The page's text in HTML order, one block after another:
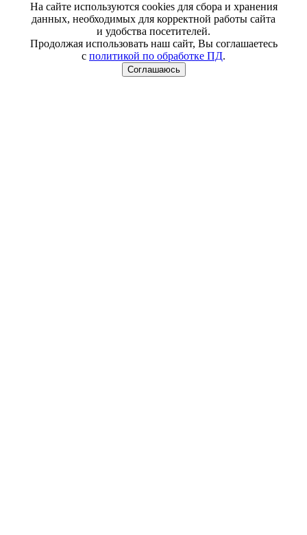
На сайте используются cookies для сбора и хранения
данных, необходимых для корректной работы сайта
и удобства посетителей.
Продолжая использовать наш сайт, Вы соглашаетесь
с политикой по обработке ПД.
Соглашаюсь